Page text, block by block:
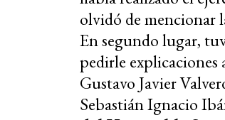
olvidó de mencionar
En segundo lugar,
pedirle explicaciones
Gustavo Javier
Sebastián Ignacio